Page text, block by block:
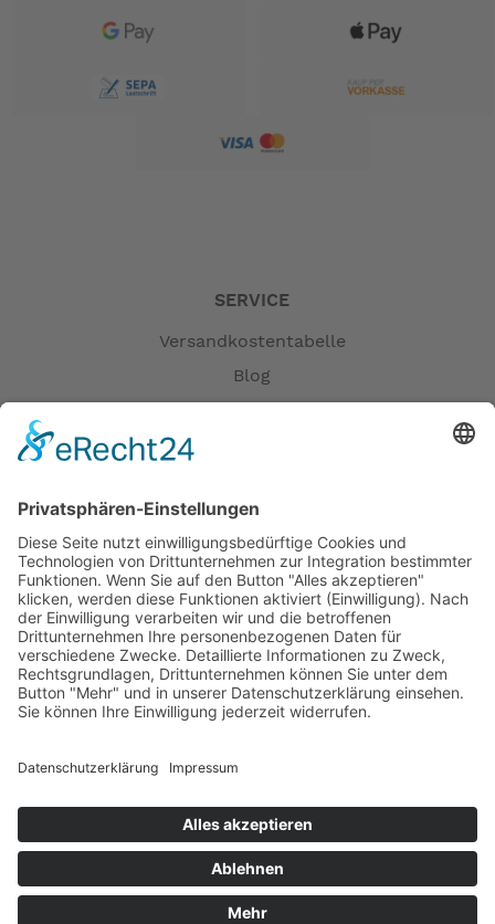
SERVICE
Versandkostentabelle
Blog
Versandpartner
Zahlung und Versand
Öffnungszeiten
Verfügbarkeit
Größenrechner (Umlaufmaß)
Datenschutz
Fernabsatz
Widerrufsrecht bei Reparaturen
Kontakt
Ergänzende Allgemeine Geschäftsbedingungen zum
easyCredit-Ratenkauf